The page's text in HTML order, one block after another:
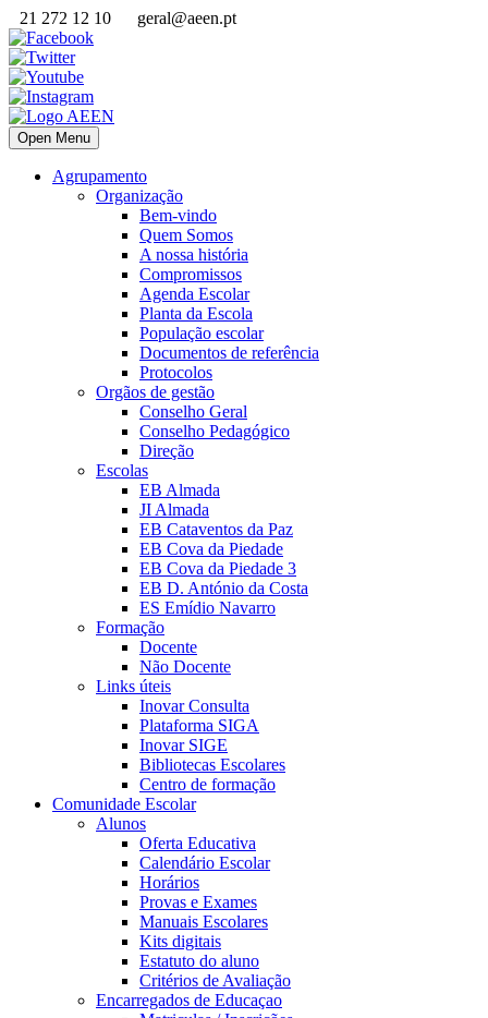
21 272 12 10 geral@aeen.pt
Open Menu
Agrupamento
Organização
Bem-vindo
Quem Somos
A nossa história
Compromissos
Agenda Escolar
Planta da Escola
População escolar
Documentos de referência
Protocolos
Orgãos de gestão
Conselho Geral
Conselho Pedagógico
Direção
Escolas
EB Almada
JI Almada
EB Cataventos da Paz
EB Cova da Piedade
EB Cova da Piedade 3
EB D. António da Costa
ES Emídio Navarro
Formação
Docente
Não Docente
Links úteis
Inovar Consulta
Plataforma SIGA
Inovar SIGE
Bibliotecas Escolares
Centro de formação
Comunidade Escolar
Alunos
Oferta Educativa
Calendário Escolar
Horários
Provas e Exames
Manuais Escolares
Kits digitais
Estatuto do aluno
Critérios de Avaliação
Encarregados de Educaçao